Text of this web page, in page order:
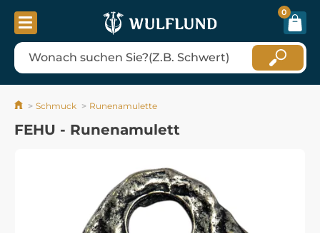
0
Schmuck Runenamulette
FEHU - Runenamulett